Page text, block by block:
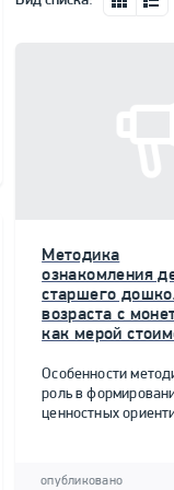
Методика
ознакомления
старшего
возраста с
как мерой
Особенности
роль в
ценностных
опубликовано